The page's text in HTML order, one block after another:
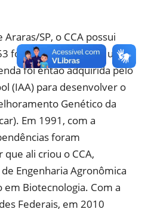
SP, o CCA possui
foram ocupados por uma
foi então adquirida pelo
(IAA) para desenvolver o
Genético da
Em 1991, com a
foram
que ali criou o CCA,
Engenharia Agronômica
Biotecnologia. Com a
Federais, em 2010